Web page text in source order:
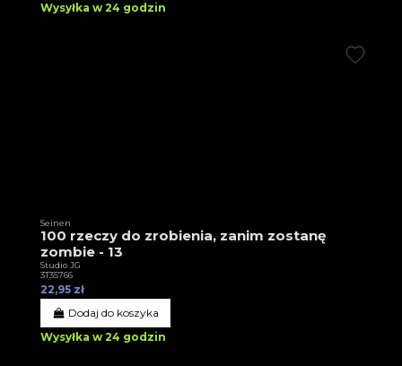
Wysyłka w 24 godzin
Seinen
100 rzeczy do zrobienia, zanim zostanę
zombie - 13
Studio JG
3T35766
22,95 zł
Dodaj do koszyka
Wysyłka w 24 godzin